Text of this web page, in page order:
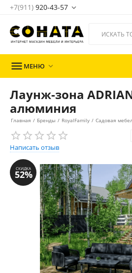
+7(911) 920-43-57 
 МЕНЮ 
Лаунж-зона
алюминия
Главная / Бренды / RoyalFamily / Садовая
Написать отзыв
СКИДКА
52%